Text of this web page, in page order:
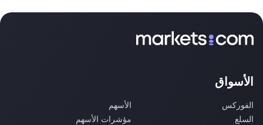
الأسواق
الفوركس
الأسهم
السلع
مؤشرات الأسهم